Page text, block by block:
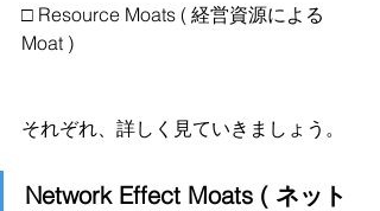
□ Resource Moats ( 経営資源による
Moat )
それぞれ、詳しく見ていきましょう。
Network Effect Moats ( ネット